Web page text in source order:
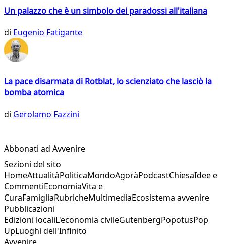
Un palazzo che è un simbolo dei paradossi all'italiana
di Eugenio Fatigante
La pace disarmata di Rotblat, lo scienziato che lasciò la
bomba atomica
di Gerolamo Fazzini
Abbonati ad Avvenire
Sezioni del sito
HomeAttualitàPoliticaMondoAgoràPodcastChiesaIdee e
CommentiEconomiaVita e
CuraFamigliaRubricheMultimediaEcosistema avvenire
Pubblicazioni
Edizioni localiL'economia civileGutenbergPopotusPop
UpLuoghi dell'Infinito